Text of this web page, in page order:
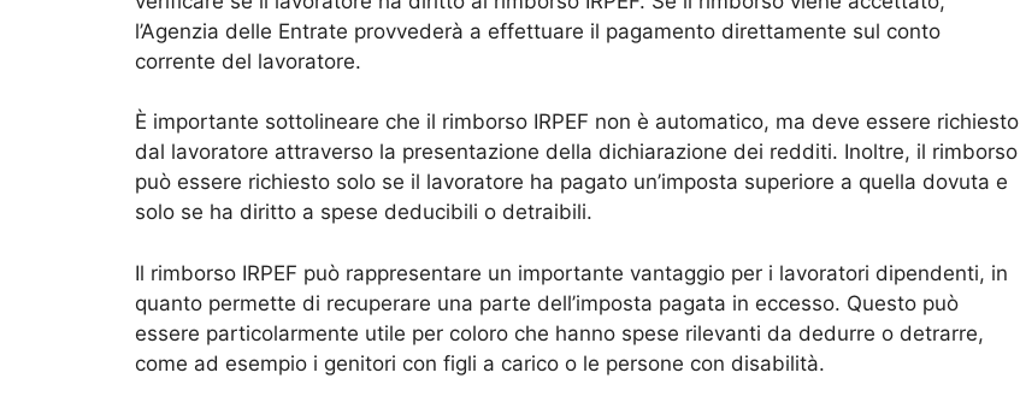
l’Agenzia delle Entrate provvederà a effettuare il pagamento direttamente sul conto
corrente del lavoratore.
È importante sottolineare che il rimborso IRPEF non è automatico, ma deve essere richiesto
dal lavoratore attraverso la presentazione della dichiarazione dei redditi. Inoltre, il rimborso
può essere richiesto solo se il lavoratore ha pagato un’imposta superiore a quella dovuta e
solo se ha diritto a spese deducibili o detraibili.
Il rimborso IRPEF può rappresentare un importante vantaggio per i lavoratori dipendenti, in
quanto permette di recuperare una parte dell’imposta pagata in eccesso. Questo può
essere particolarmente utile per coloro che hanno spese rilevanti da dedurre o detrarre,
come ad esempio i genitori con figli a carico o le persone con disabilità.